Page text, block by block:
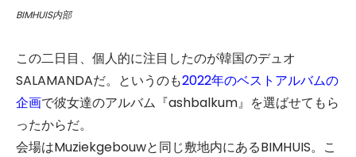
BIMHUIS内部
この二日目、個人的に注目したのが韓国のデュオ
SALAMANDAだ。というのも2022年のベストアルバムの
企画で彼女達のアルバム『ashbalkum』を選ばせてもら
ったからだ。
会場はMuziekgebouwと同じ敷地内にあるBIMHUIS。こ